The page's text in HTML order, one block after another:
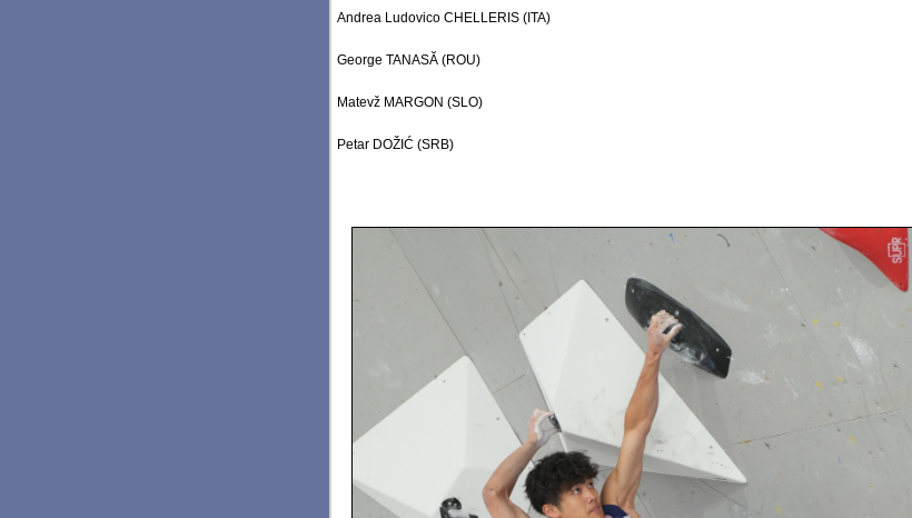
Andrea Ludovico CHELLERIS (ITA)
George TANASĂ (ROU)
Matevž MARGON (SLO)
Petar DOŽIĆ (SRB)